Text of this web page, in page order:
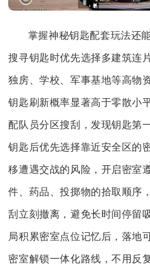
掌握神秘钥匙配套玩法还
搜寻钥匙时优先选择多建筑连
独房、学校、军事基地等高物
钥匙刷新概率显著高于零散小
配队员分区搜刮，发现钥匙第
钥匙后优先选择靠近安全区的
移遭遇交战的风险，开启密室
件、药品、投掷物的拾取顺序
刮立刻撤离，避免长时间停留
局积累密室点位记忆后，落地
密室解锁一体化路线，不用反